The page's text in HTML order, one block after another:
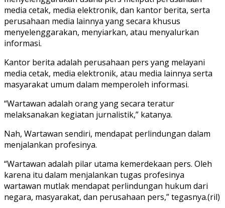
media cetak, media elektronik, dan kantor berita, serta
perusahaan media lainnya yang secara khusus
menyelenggarakan, menyiarkan, atau menyalurkan
informasi.
Kantor berita adalah perusahaan pers yang melayani
media cetak, media elektronik, atau media lainnya serta
masyarakat umum dalam memperoleh informasi.
“Wartawan adalah orang yang secara teratur
melaksanakan kegiatan jurnalistik,” katanya.
Nah, Wartawan sendiri, mendapat perlindungan dalam
menjalankan profesinya.
“Wartawan adalah pilar utama kemerdekaan pers. Oleh
karena itu dalam menjalankan tugas profesinya
wartawan mutlak mendapat perlindungan hukum dari
negara, masyarakat, dan perusahaan pers,” tegasnya.(ril)